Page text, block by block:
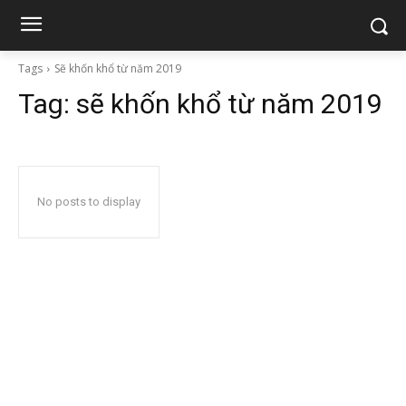
Tags Sẽ khốn khổ từ năm 2019
Tag: sẽ khốn khổ từ năm 2019
No posts to display